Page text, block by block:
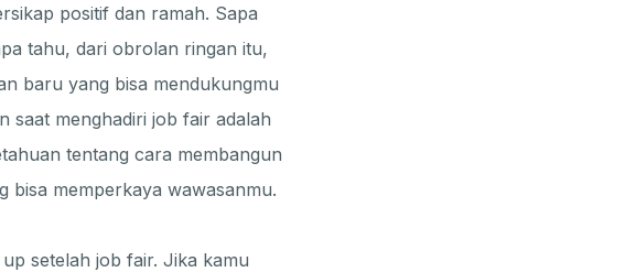
positif dan ramah. Sapa
tahu, dari obrolan ringan itu,
baru yang bisa mendukungmu
saat menghadiri job fair adalah
tentang cara membangun
bisa memperkaya wawasanmu.
setelah job fair. Jika kamu